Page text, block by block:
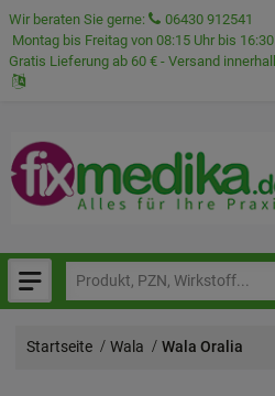
Wir beraten Sie gerne:
06430 912541
Montag bis Freitag von 08:15 Uhr bis
Gratis Lieferung ab 60 € - Versand
Startseite Wala Wala Oralia